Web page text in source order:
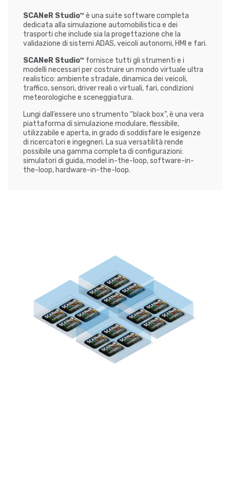
SCANeR Studio™è una suite software completa
dedicata alla simulazione automobilistica e dei
trasporti che include sia la progettazione che la
validazione di sistemi ADAS, veicoli autonomi, HMI e fari.
SCANeR Studio™ fornisce tutti gli strumenti e i
modelli necessari per costruire un mondo virtuale ultra
realistico: ambiente stradale, dinamica dei veicoli,
traffico, sensori, driver reali o virtuali, fari, condizioni
meteorologiche e sceneggiatura.
Lungi dall’essere uno strumento “black box”, è una vera
piattaforma di simulazione modulare, flessibile,
utilizzabile e aperta, in grado di soddisfare le esigenze
di ricercatori e ingegneri. La sua versatilità rende
possibile una gamma completa di configurazioni:
simulatori di guida, model in-the-loop, software-in-
the-loop, hardware-in-the-loop.